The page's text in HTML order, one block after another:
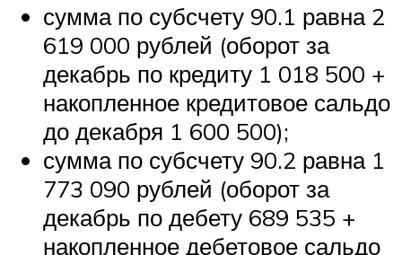
сумма по субсчету 90.1 равна 2
619 000 рублей (оборот за
декабрь по кредиту 1 018 500 +
накопленное кредитовое сальдо
до декабря 1 600 500);
сумма по субсчету 90.2 равна 1
773 090 рублей (оборот за
декабрь по дебету 689 535 +
накопленное дебетовое сальдо